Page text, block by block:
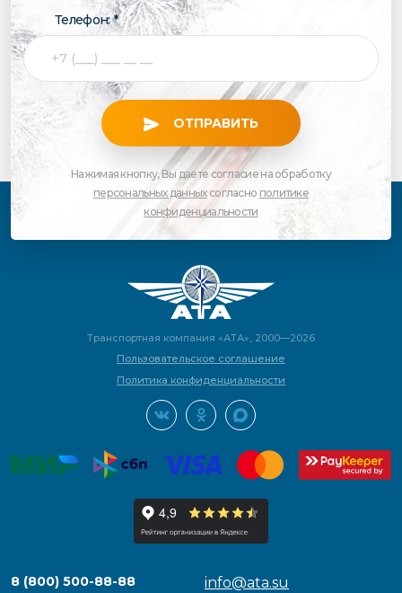
Телефон: *
ОТПРАВИТЬ
Нажимая кнопку, Вы даете согласие на обработку
персональных данныхсогласно политике
конфиденциальности
Транспортная компания «АТА», 2000—2026
Пользовательское соглашение
Политика конфиденциальности
8 (800) 500-88-88 info@ata.su